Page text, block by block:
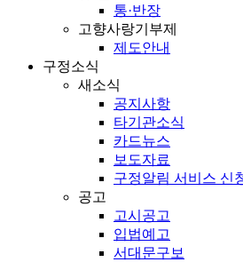
통·반장
고향사랑기부제
제도안내
구정소식
새소식
공지사항
타기관소식
카드뉴스
보도자료
구정알림 서비스 신
공고
고시공고
입법예고
서대문구보